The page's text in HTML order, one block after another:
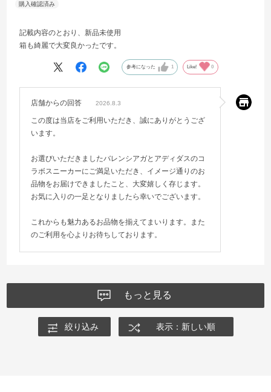
記載内容のとおり、新品未使用
箱も綺麗で大変良かったです。
参考になった 1 Like! 0
店舗からの回答 2026.8.3
この度は当店をご利用いただき、誠にありがとうござ
います。
お選びいただきましたバレンシアガとアディダスのコ
ラボスニーカーにご満足いただき、イメージ通りのお
品物をお届けできましたこと、大変嬉しく存じます。
お気に入りの一足となりましたら幸いでございます。
これからも魅力あるお品物を揃えてまいります。また
のご利用を心よりお待ちしております。
もっと見る
絞り込み 表示：新しい順